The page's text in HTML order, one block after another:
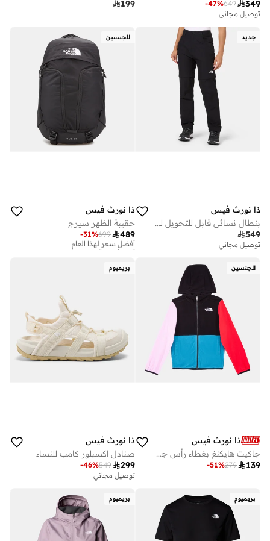
349
649
-47%
توصيل مجاني
199
جديد
ذا نورث فيس
بنطال نسائي قابل للتحويل للاستكشاف
549
توصيل مجاني
للجنسين
ذا نورث فيس
حقيبة الظهر سيرج
489
699
-31%
أفضل سعر لهذا العام
توصيل مجاني
للجنسين
ذا نورث فيس
جاكيت هايكنغ بغطاء رأس جلاسير للأطفال
139
279
-51%
بريميوم
ذا نورث فيس
صنادل اكسبلور كامب للنساء
299
549
-46%
توصيل مجاني
بريميوم بريميوم